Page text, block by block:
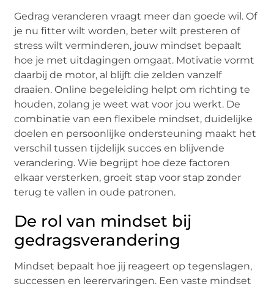
Gedrag veranderen vraagt meer dan goede wil. Of
je nu fitter wilt worden, beter wilt presteren of
stress wilt verminderen, jouw mindset bepaalt
hoe je met uitdagingen omgaat. Motivatie vormt
daarbij de motor, al blijft die zelden vanzelf
draaien. Online begeleiding helpt om richting te
houden, zolang je weet wat voor jou werkt. De
combinatie van een flexibele mindset, duidelijke
doelen en persoonlijke ondersteuning maakt het
verschil tussen tijdelijk succes en blijvende
verandering. Wie begrijpt hoe deze factoren
elkaar versterken, groeit stap voor stap zonder
terug te vallen in oude patronen.
De rol van mindset bij
gedragsverandering
Mindset bepaalt hoe jij reageert op tegenslagen,
successen en leerervaringen. Een vaste mindset